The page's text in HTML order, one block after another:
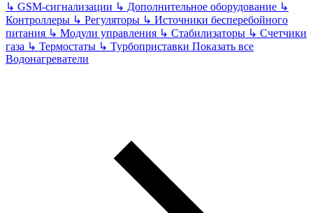
↳ GSM-сигнализации ↳ Дополнительное оборудование ↳
Контроллеры ↳ Регуляторы ↳ Источники бесперебойного
питания ↳ Модули управления ↳ Стабилизаторы ↳ Счетчики
газа ↳ Термостаты ↳ Турбоприставки Показать все
Водонагреватели